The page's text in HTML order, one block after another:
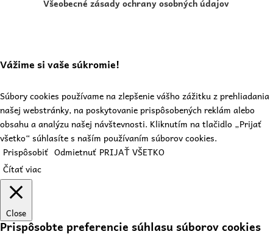
Všeobecné zásady ochrany osobných údajov
Vážime si vaše súkromie!
Súbory cookies používame na zlepšenie vášho zážitku z prehliadania
našej webstránky, na poskytovanie prispôsobených reklám alebo
obsahu a analýzu našej návštevnosti. Kliknutím na tlačidlo „Prijať
všetko“ súhlasíte s naším používaním súborov cookies.
Prispôsobiť Odmietnuť PRIJAŤ VŠETKO
Čítať viac
Close
Prispôsobte preferencie súhlasu súborov cookies